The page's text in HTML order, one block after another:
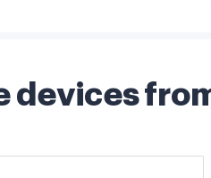
devices